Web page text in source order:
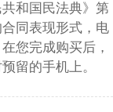
和国民法典》第
同表现形式，电
您完成购买后，
留的手机上。